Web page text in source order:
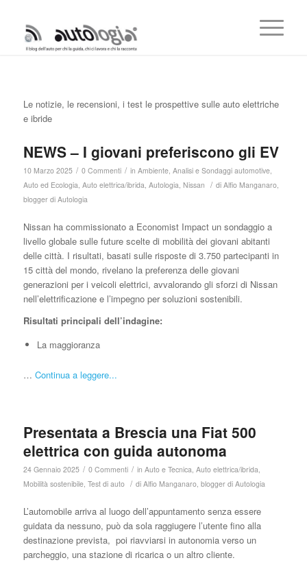
Le notizie, le recensioni, i test le prospettive sulle auto elettriche
e ibride
NEWS – I giovani preferiscono gli EV
10 Marzo 2025 / 0 Commenti / in Ambiente, Analisi e Sondaggi automotive,
Auto ed Ecologia, Auto elettrica/ibrida, Autologia, Nissan / di Alfio Manganaro,
blogger di Autologia
Nissan ha commissionato a Economist Impact un sondaggio a
livello globale sulle future scelte di mobilità dei giovani abitanti
delle città. I risultati, basati sulle risposte di 3.750 partecipanti in
15 città del mondo, rivelano la preferenza delle giovani
generazioni per i veicoli elettrici, avvalorando gli sforzi di Nissan
nell’elettrificazione e l’impegno per soluzioni sostenibili.
Risultati principali dell’indagine:
La maggioranza
… Continua a leggere...
Presentata a Brescia una Fiat 500
elettrica con guida autonoma
24 Gennaio 2025 / 0 Commenti / in Auto e Tecnica, Auto elettrica/ibrida,
Mobilità sostenibile, Test di auto / di Alfio Manganaro, blogger di Autologia
L’automobile arriva al luogo dell’appuntamento senza essere
guidata da nessuno, può da sola raggiugere l’utente fino alla
destinazione prevista, poi riavviarsi in autonomia verso un
parcheggio, una stazione di ricarica o un altro cliente.